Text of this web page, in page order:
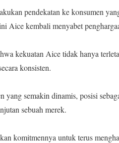
pendekatan ke konsumen
Aice kembali menyabet
kekuatan Aice tidak hanya
konsisten.
yang semakin dinamis, posisi
sebuah merek.
komitmennya untuk terus